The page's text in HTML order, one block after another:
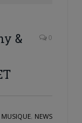
&
0
MUSIQUE, NEWS